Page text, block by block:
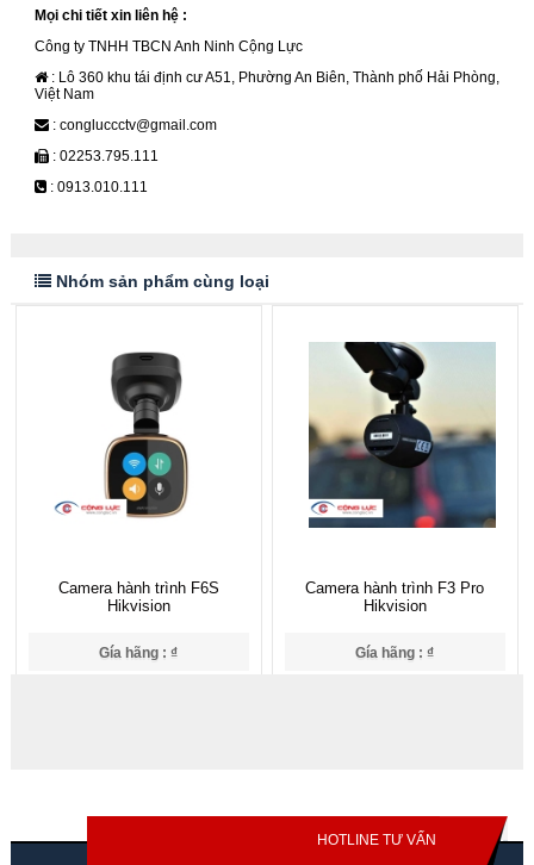
Mọi chi tiết xin liên hệ :
Công ty TNHH TBCN Anh Ninh Cộng Lực
: Lô 360 khu tái định cư A51, Phường An Biên, Thành phố Hải Phòng,
Việt Nam
: congluccctv@gmail.com
: 02253.795.111
: 0913.010.111
Nhóm sản phẩm cùng loại
Camera hành trình F6S
Hikvision
Gía hãng : ₫
Camera hành trình F3 Pro
Hikvision
Gía hãng : ₫
HOTLINE TƯ VẤN